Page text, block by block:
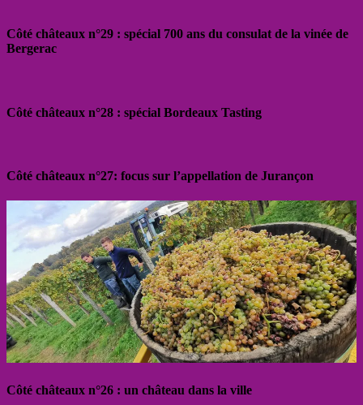
Côté châteaux n°29 : spécial 700 ans du consulat de la vinée de
Bergerac
Côté châteaux n°28 : spécial Bordeaux Tasting
Côté châteaux n°27: focus sur l’appellation de Jurançon
Côté châteaux n°26 : un château dans la ville